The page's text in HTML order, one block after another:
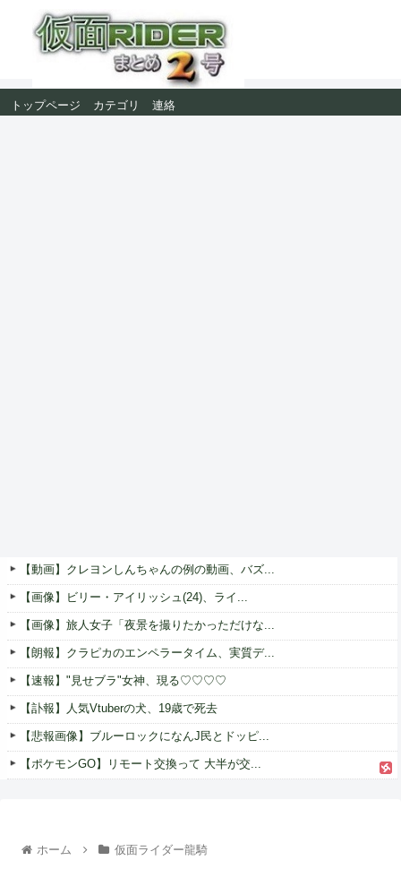
トップページ カテゴリ 連絡
【動画】クレヨンしんちゃんの例の動画、バズ...
【画像】ビリー・アイリッシュ(24)、ライ...
【画像】旅人女子「夜景を撮りたかっただけな...
【朗報】クラピカのエンペラータイム、実質デ...
【速報】"見せブラ"女神、現る♡♡♡♡
【訃報】人気Vtuberの犬、19歳で死去
【悲報画像】ブルーロックになんJ民とドッピ...
【ポケモンGO】リモート交換って 大半が交...
ホーム 仮面ライダー龍騎